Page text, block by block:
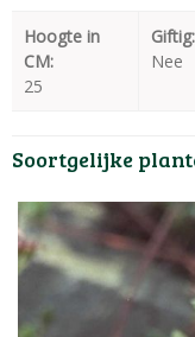
Hoogte in
CM:
25
Giftig:
Nee
Soortgelijke